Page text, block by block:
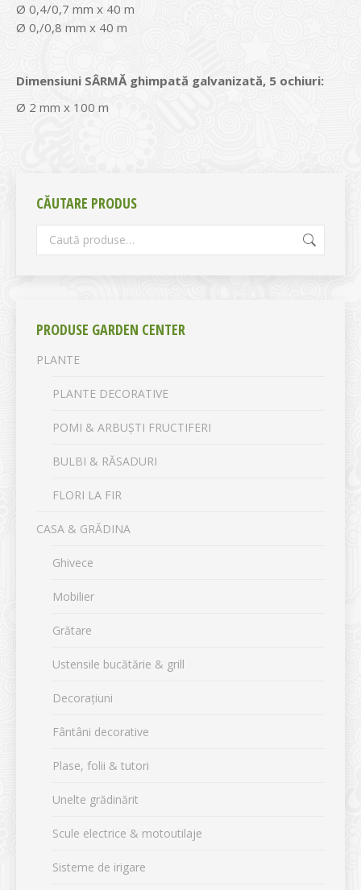
Ø 0,4/0,7 mm x 40 m
Ø 0,/0,8 mm x 40 m
Dimensiuni SÂRMĂ ghimpată galvanizată, 5 ochiuri:
Ø 2 mm x 100 m
CĂUTARE PRODUS
PRODUSE GARDEN CENTER
PLANTE
PLANTE DECORATIVE
POMI & ARBUȘTI FRUCTIFERI
BULBI & RĂSADURI
FLORI LA FIR
CASA & GRĂDINA
Ghivece
Mobilier
Grătare
Ustensile bucătărie & grill
Decorațiuni
Fântâni decorative
Plase, folii & tutori
Unelte grădinărit
Scule electrice & motoutilaje
Sisteme de irigare